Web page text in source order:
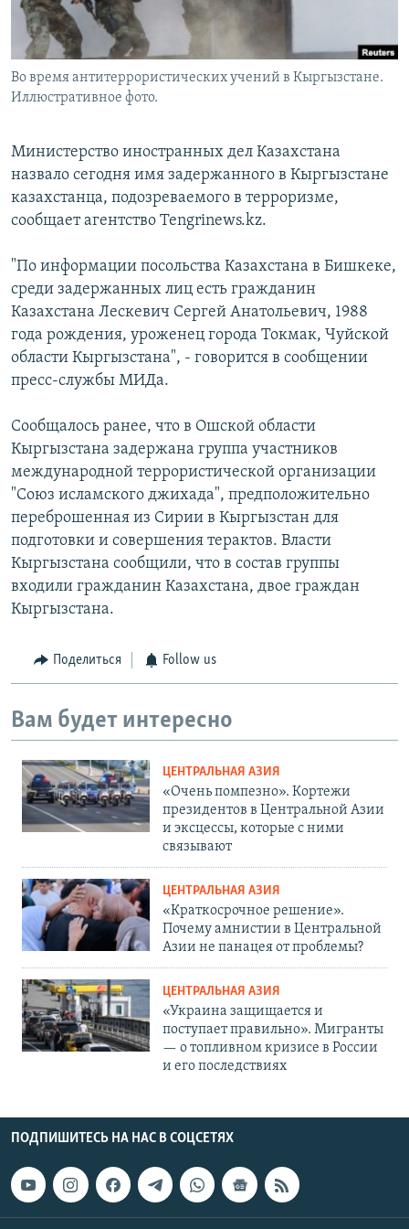
Во время антитеррористических учений в Кыргызстане.
Иллюстративное фото.
Министерство иностранных дел Казахстана
назвало сегодня имя задержанного в Кыргызстане
казахстанца, подозреваемого в терроризме,
сообщает агентство Tengrinews.kz.
"По информации посольства Казахстана в Бишкеке,
среди задержанных лиц есть гражданин
Казахстана Лескевич Сергей Анатольевич, 1988
года рождения, уроженец города Токмак, Чуйской
области Кыргызстана", - говорится в сообщении
пресс-службы МИДа.
Сообщалось ранее, что в Ошской области
Кыргызстана задержана группа участников
международной террористической организации
"Союз исламского джихада", предположительно
переброшенная из Сирии в Кыргызстан для
подготовки и совершения терактов. Власти
Кыргызстана сообщили, что в состав группы
входили гражданин Казахстана, двое граждан
Кыргызстана.
Поделиться Follow us
Вам будет интересно
ЦЕНТРАЛЬНАЯ АЗИЯ
«Очень помпезно». Кортежи
президентов в Центральной Азии
и эксцессы, которые с ними
связывают
ЦЕНТРАЛЬНАЯ АЗИЯ
«Краткосрочное решение».
Почему амнистии в Центральной
Азии не панацея от проблемы?
ЦЕНТРАЛЬНАЯ АЗИЯ
«Украина защищается и
поступает правильно». Мигранты
— о топливном кризисе в России
и его последствиях
ПОДПИШИТЕСЬ НА НАС В СОЦСЕТЯХ